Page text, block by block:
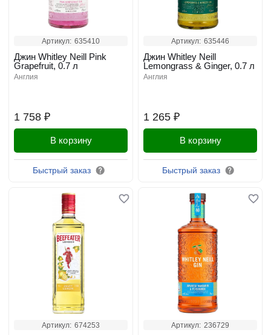
Артикул: 635410
1 758 ₽
Джин Whitley Neill Pink
Grapefruit, 0.7 л
англия
В корзину
Быстрый заказ
Артикул: 635446
1 265 ₽
Джин Whitley Neill
Lemongrass & Ginger, 0.7 л
англия
В корзину
Быстрый заказ
Артикул: 674253 Артикул: 236729